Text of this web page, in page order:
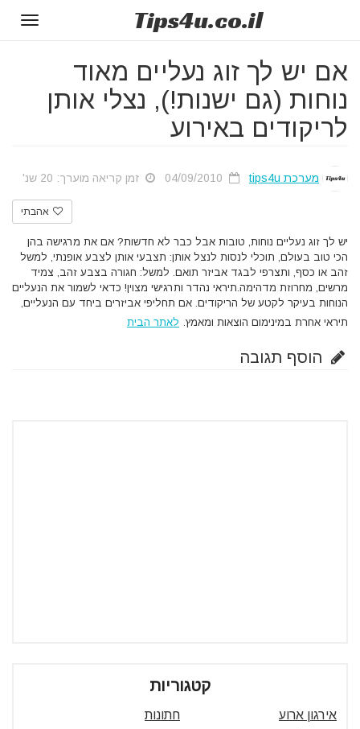
Tips4u.co.il
אם יש לך זוג נעליים מאוד
נוחות (גם ישנות!), נצלי אותן
לריקודים באירוע
מערכת tips4u זמן קריאה מוערך: 20 שנ'
אהבתי
יש לך זוג נעליים נוחות, טובות אבל כבר לא חדשות? אם את מרגישה בהן
הכי טוב בעולם, תוכלי לנסות לנצל אותן: תצבעי אותן לצבע אופנתי, למשל
זהב או כסף, ותצרפי לבגד אביזר תואם. למשל: חגורה בצבע זהב, צמיד
מרשים, מחרוזת מדהימה.תיראי נהדר ותרגישי מצוין! כדאי לשמור את הנעליים
הנוחות בעיקר לקטע של הריקודים. אם תחליפי אביזרים ביחד עם הנעליים,
תיראי אחרת במינימום הוצאות ומאמץ. לאתר הבית
הוסף תגובה
קטגוריות
אירגון ארוע
חתונות